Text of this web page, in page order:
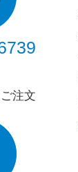
注文